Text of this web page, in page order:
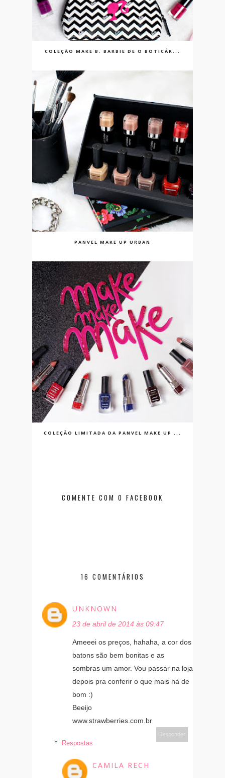
COLEÇÃO MAKE B. BARBIE DE O BOTICÁR...
PANVEL MAKE UP URBAN
COLEÇÃO LIMITADA DA PANVEL MAKE UP ...
COMENTE COM O FACEBOOK
16 COMENTÁRIOS
UNKNOWN
23 de abril de 2014 às 09:47
Ameeei os preços, hahaha, a cor dos
batons são bem bonitas e as
sombras um amor. Vou passar na loja
depois pra conferir o que mais há de
bom :)
Beeijo
www.strawberries.com.br
Responder
Respostas
CAMILA RECH